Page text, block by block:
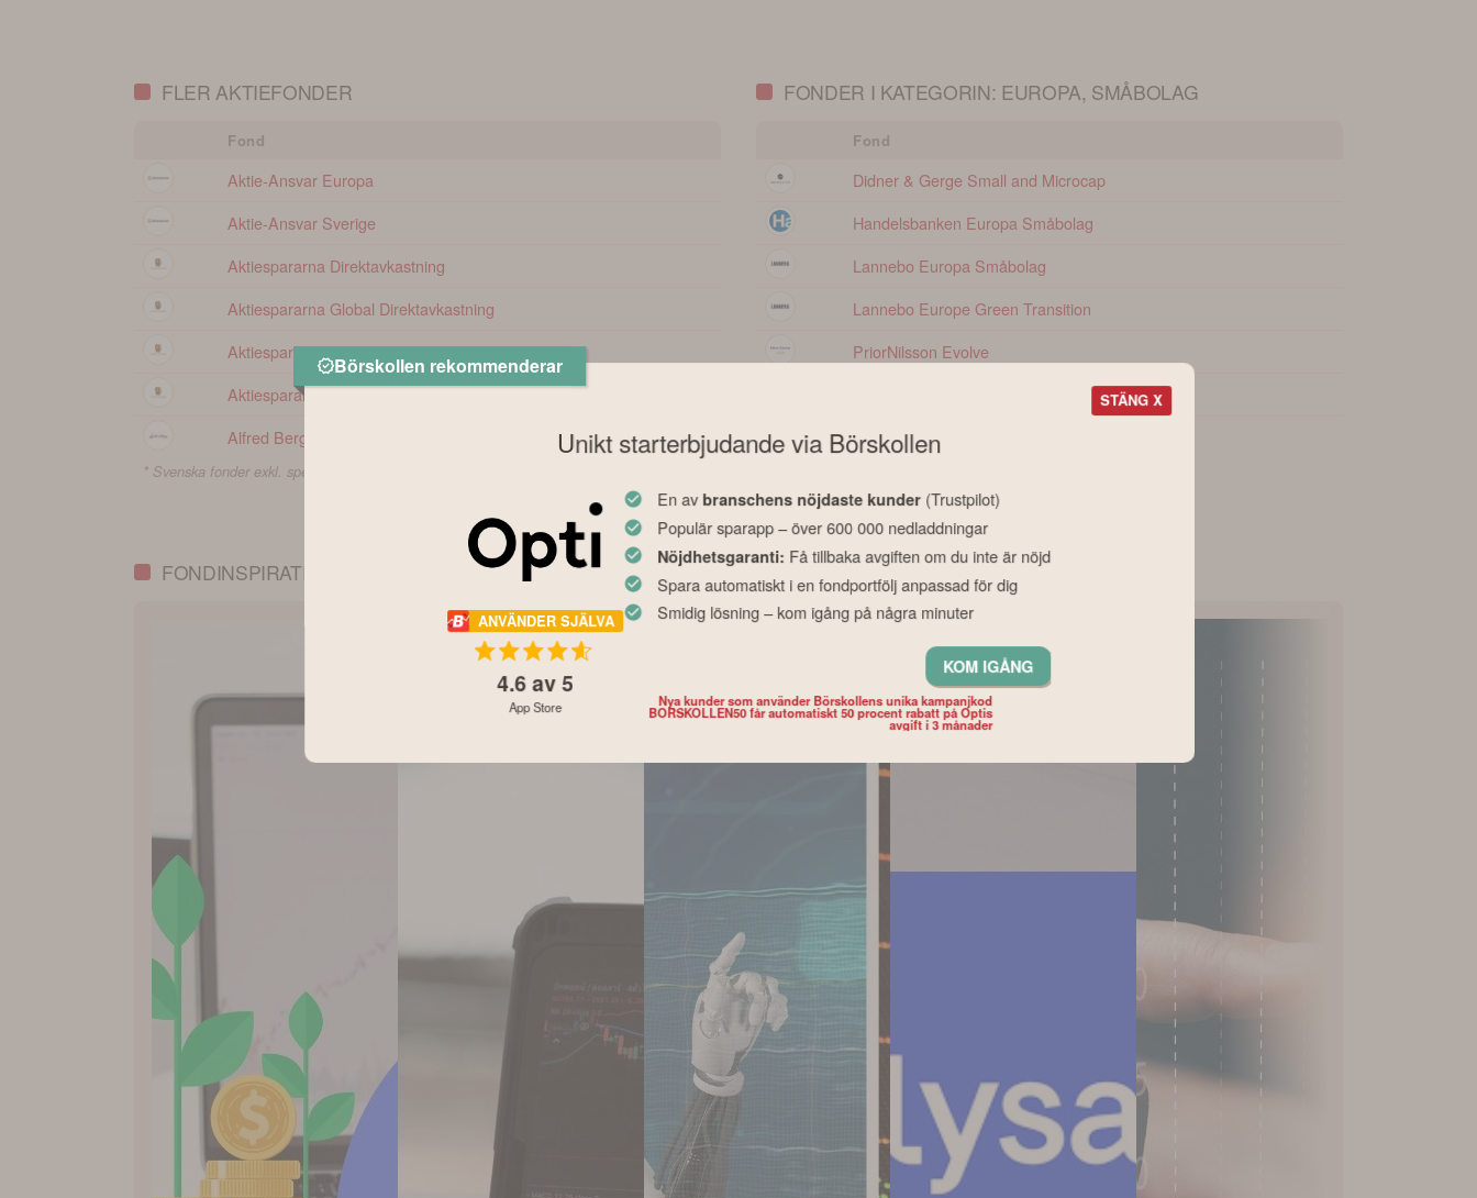
FLER AKTIEFONDER
Fond
Aktie-Ansvar Europa
Aktie-Ansvar Sverige
Aktiespararna Direktavkastning
Aktiespararna Global Direktavkastning
Aktiespararna Småbolag Edge
Aktiespararna Topp Sverige
Alfred Berg Nordic Small Cap
* Svenska fonder exkl. specialfonder.
FONDER I KATEGORIN: EUROPA, SMÅBOLAG
Fond
Didner & Gerge Small and Microcap
Handelsbanken Europa Småbolag
Lannebo Europa Småbolag
Lannebo Europe Green Transition
PriorNilsson Evolve
Swedbank Robur Small Cap Europe
FONDINSPIRATION
STÄNG X
Börskollen rekommenderar
Unikt starterbjudande via Börskollen
ANVÄNDER SJÄLVA
4.6av 5
App Store
En av branschens nöjdaste kunder (Trustpilot)
Populär sparapp – över 600 000 nedladdningar
Nöjdhetsgaranti: Få tillbaka avgiften om du inte är nöjd
Spara automatiskt i en fondportfölj anpassad för dig
Smidig lösning – kom igång på några minuter
KOM IGÅNG
Nya kunder som använder Börskollens unika kampanjkod
BORSKOLLEN50 får automatiskt 50 procent rabatt på Optis
avgift i 3 månader